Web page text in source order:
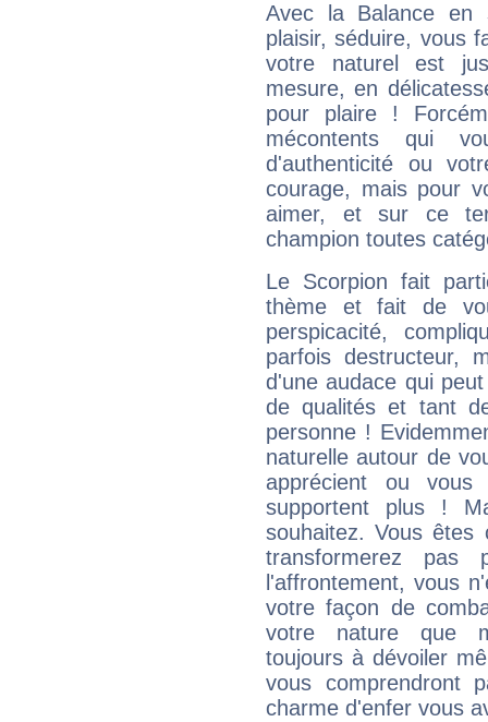
Avec la Balance en
plaisir, séduire, vous
votre naturel est
mesure, en
pour plaire !
mécontents qui
d'authenticité ou
courage, mais pour
aimer, et sur ce
champion toutes
Le Scorpion fait
thème et fait de
perspicacité,
parfois destructeur,
d'une audace qui
de qualités et tant
personne !
naturelle autour de
apprécient ou
supportent plus !
souhaitez. Vous
transformerez
l'affrontement, vous
votre façon de
votre nature que
toujours à dévoiler
vous comprendront
charme d'enfer vous